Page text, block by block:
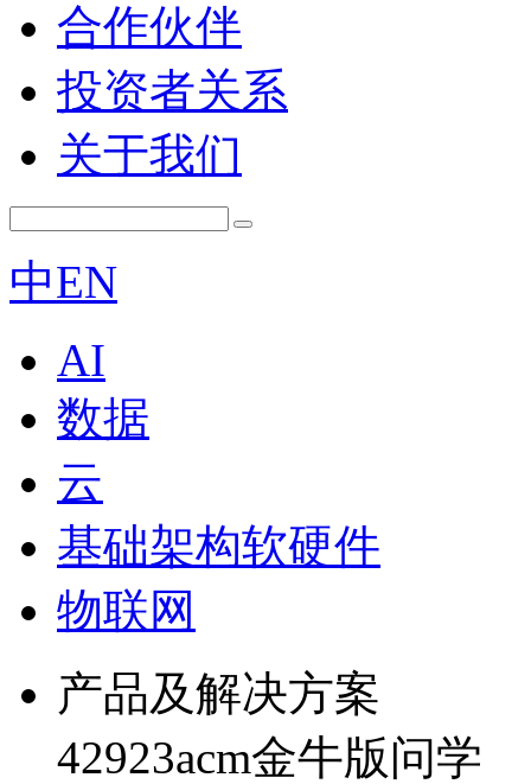
合作伙伴
投资者关系
关于我们
中EN
AI
数据
云
基础架构软硬件
物联网
产品及解决方案
42923acm金牛版问学